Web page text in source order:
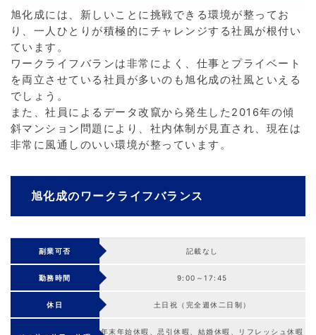
旭化成には、新しいことに挑戦できる環境が整ってお
り、一人ひとりが積極的にチャレンジする社風が根付い
ています。
ワークライフバランは非常によく、仕事とプライベート
を両立させている社員が多いのも旭化成の社風といえる
でしょう。
また、社員によるデータ改竄から発生した2016年の傾
斜マンション問題により、社内体制が見直され、現在は
非常に風通しのいい環境が整っています。
旭化成のワークライフバランス
副業可否 記載なし
勤務時間 9:00～17:45
休日 土日祝（完全週休二日制）
年末年始休暇、忌引休暇、結婚休暇、リフレッシュ休暇